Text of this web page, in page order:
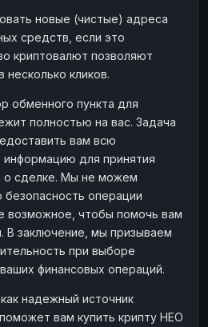
новые (чистые) адреса
средств, если это
криптовалют позволяют
кликов.
обменного пункта для
полностью на вас. Задача
вам всю
для принятия
о сделке. Мы не можем
безопасность операции
возможное, чтобы помочь вам
В заключение, мы призываем
при выборе
финансовых операций.
надежный источник
вам купить крипту НЕО